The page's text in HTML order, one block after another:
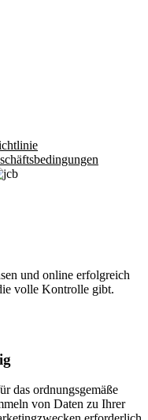
und online erfolgreich
volle Kontrolle gibt.
das ordnungsgemäße
von Daten zu Ihrer